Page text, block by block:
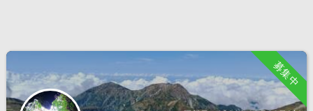
募集中